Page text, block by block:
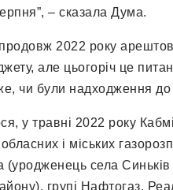
– сказала Дума.
2022 року
але цьогоріч це
чи були надходження
у травні 2022 року
і міських
села Синьків
групі Нафтогаз.